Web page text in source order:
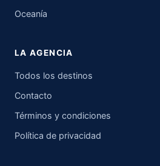
Oceanía
LA AGENCIA
Todos los destinos
Contacto
Términos y condiciones
Política de privacidad